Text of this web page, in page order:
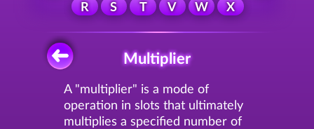
R
S T V W X
Multiplier
A "multiplier" is a mode of
operation in slots that ultimately
multiplies a specified number of